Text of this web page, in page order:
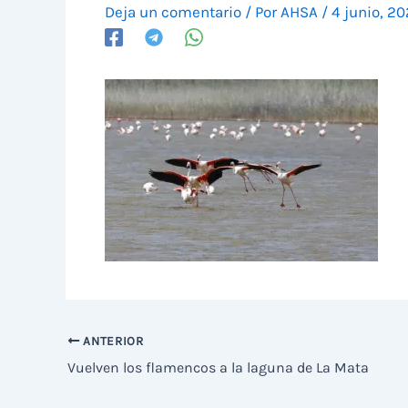
Deja un comentario / Por AHSA / 4 junio,
ANTERIOR
Vuelven los flamencos a la laguna de La Mata